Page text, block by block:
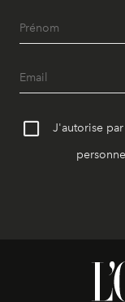
J'autorise